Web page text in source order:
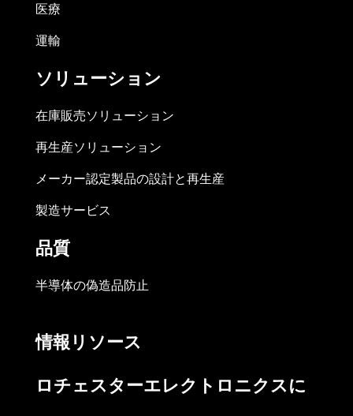
医療
運輸
ソリューション
在庫販売ソリューション
再生産ソリューション
メーカー認定製品の設計と再生産
製造サービス
品質
半導体の偽造品防止
情報リソース
ロチェスターエレクトロニクスに